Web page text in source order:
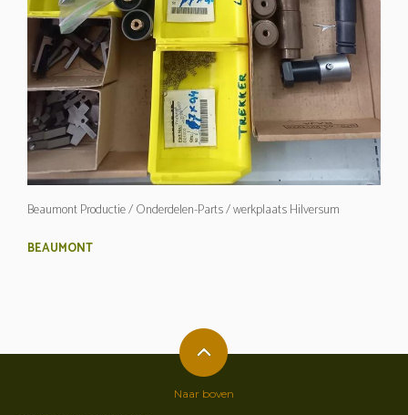
Beaumont Productie / Onderdelen-Parts / werkplaats Hilversum
BEAUMONT
Naar boven